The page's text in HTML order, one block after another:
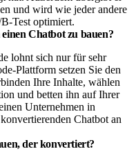
und wird wie jeder andere
Test optimiert.
Chatbot zu bauen?
lohnt sich nur für sehr
Plattform setzen Sie den
Ihre Inhalte, wählen
und betten ihn auf Ihrer
Unternehmen in
Chatbot an
der konvertiert?